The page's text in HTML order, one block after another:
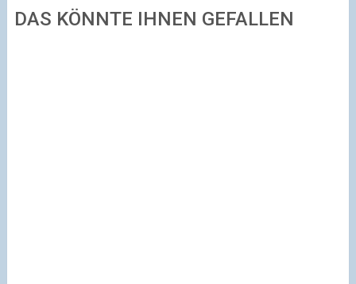
DAS KÖNNTE IHNEN GEFALLEN